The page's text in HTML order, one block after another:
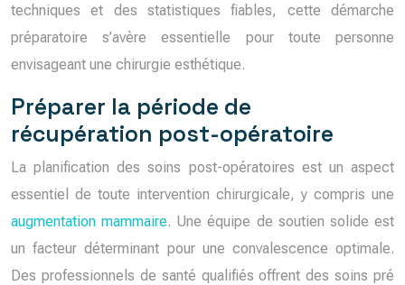
techniques et des statistiques fiables, cette démarche
préparatoire s’avère essentielle pour toute personne
envisageant une chirurgie esthétique.
Préparer la période de
récupération post-opératoire
La planification des soins post-opératoires est un aspect
essentiel de toute intervention chirurgicale, y compris une
augmentation mammaire. Une équipe de soutien solide est
un facteur déterminant pour une convalescence optimale.
Des professionnels de santé qualifiés offrent des soins pré